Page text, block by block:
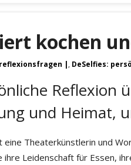
kochen
, DeSelfies:
Reflexion
und Heimat,
eine Theaterkünstlerin und
ihre Leidenschaft für Essen,